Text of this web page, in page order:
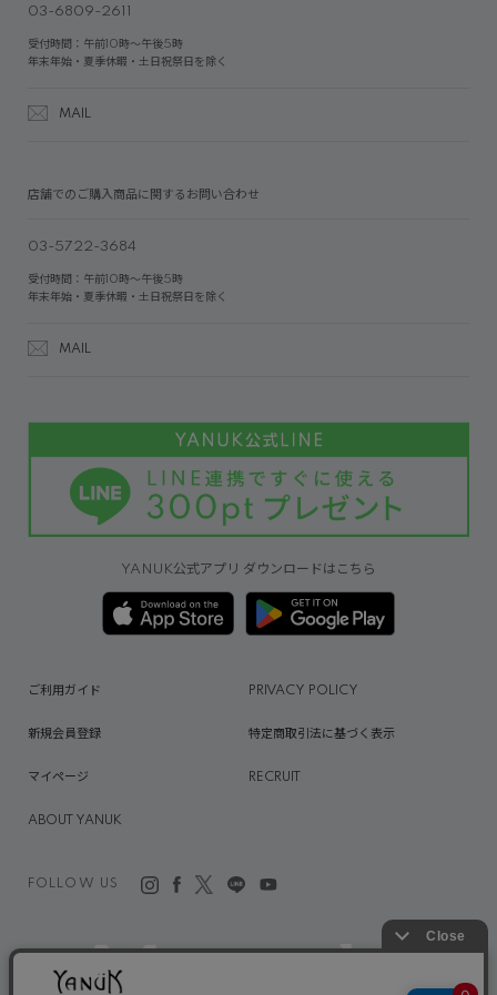
03-6809-2611
受付時間：午前10時～午後5時
年末年始・夏季休暇・土日祝祭日を除く
MAIL
店舗でのご購入商品に関するお問い合わせ
03-5722-3684
受付時間：午前10時～午後5時
年末年始・夏季休暇・土日祝祭日を除く
MAIL
YANUK公式アプリ ダウンロードはこちら
FOLLOW US
ご利用ガイド PRIVACY POLICY
新規会員登録 特定商取引法に基づく表示
マイページ RECRUIT
ABOUT YANUK